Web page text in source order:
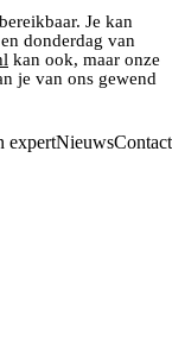
Je kan
donderdag van
kan ook, maar onze
je van ons gewend
expertNieuwsContact